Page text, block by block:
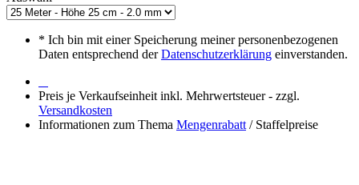
* Ich bin mit einer Speicherung meiner personenbezogenen
Daten entsprechend derDatenschutzerklärung einverstanden.
Preis je Verkaufseinheit inkl. Mehrwertsteuer - zzgl.
Versandkosten
Informationen zum Thema Mengenrabatt / Staffelpreise